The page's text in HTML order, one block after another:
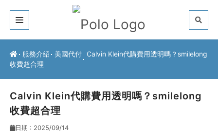
關於我們
服務介紹
常見問題
服務介紹 美國代付
Calvin Klein代購費用透明嗎？smilelong
收費超合理
Calvin Klein代購費用透明嗎？smilelong
收費超合理
日期 : 2025/09/14